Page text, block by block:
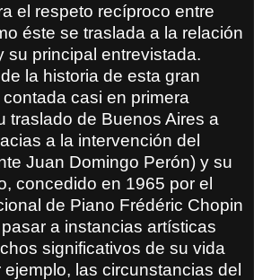
el respeto recíproco entre
éste se traslada a la relación
su principal entrevistada.
la historia de esta gran
casi en primera
traslado de Buenos Aires a
a la intervención del
Juan Domingo Perón) y su
concedido en 1965 por el
de Piano Frédéric Chopin
a instancias artísticas
significativos de su vida
las circunstancias del